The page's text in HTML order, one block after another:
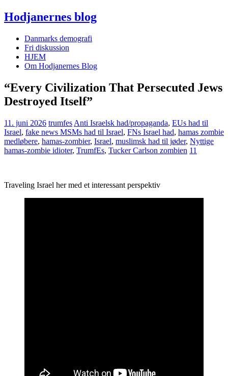
Hodjanernes blog
Danmarks demografi
Fri diskussion
HJEM
Om Hodjanernes Blog
“Every Civilization That Persecuted Jews
Destroyed Itself”
11. juni 2026 trumfes Anti Israelsk had/propaganda, EUs had til
Israel, fake news MSMs had til Israel, FNs Israel had, hamas zombie
medløbere, hamas-zombier, Israel, muslimsk had til jøder, Nyttige
hamas-zombie idioter, TrumfEs, Tucker Carlson zombien 11
Traveling Israel her med et interessant perspektiv